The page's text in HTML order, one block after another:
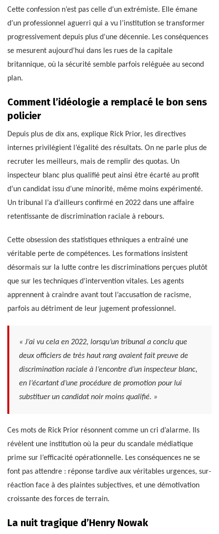
Cette confession n’est pas celle d’un extrémiste. Elle émane
d’un professionnel aguerri qui a vu l’institution se transformer
progressivement depuis plus d’une décennie. Les conséquences
se mesurent aujourd’hui dans les rues de la capitale
britannique, où la sécurité semble parfois reléguée au second
plan.
Comment l’idéologie a remplacé le bon sens
policier
Depuis plus de dix ans, explique Rick Prior, les directives
internes privilégient l’égalité des résultats. On ne parle plus de
recruter les meilleurs, mais de remplir des quotas. Un
inspecteur blanc plus qualifié peut ainsi être écarté au profit
d’un candidat issu d’une minorité, même moins expérimenté.
Un tribunal l’a d’ailleurs confirmé en 2022 dans une affaire
retentissante de discrimination raciale à rebours.
Cette obsession des statistiques ethniques a entraîné une
véritable perte de compétences. Les formations insistent
désormais sur la lutte contre les discriminations perçues plutôt
que sur les techniques d’intervention vitales. Les agents
apprennent à craindre avant tout l’accusation de racisme,
parfois au détriment de leur jugement professionnel.
« J’ai vu cela en 2022, lorsqu’un tribunal a conclu que
deux officiers de très haut rang avaient fait preuve de
discrimination raciale à l’encontre d’un inspecteur blanc,
en l’écartant d’une procédure de promotion pour lui
substituer un candidat noir moins qualifié. »
Ces mots de Rick Prior résonnent comme un cri d’alarme. Ils
révèlent une institution où la peur du scandale médiatique
prime sur l’efficacité opérationnelle. Les conséquences ne se
font pas attendre : réponse tardive aux véritables urgences, sur-
réaction face à des plaintes subjectives, et une démotivation
croissante des forces de terrain.
La nuit tragique d’Henry Nowak